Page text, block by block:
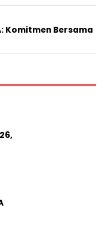
Komitmen Bersama